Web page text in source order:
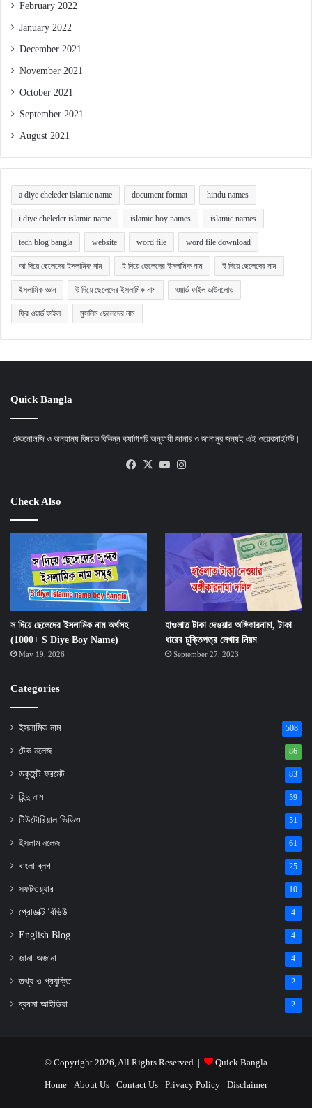
February 2022
January 2022
December 2021
November 2021
October 2021
September 2021
August 2021
a diye cheleder islamic name document format hindu names
i diye cheleder islamic name islamic boy names islamic names
tech blog bangla website word file word file download
আ দিয়ে ছেলেদের ইসলামিক নাম ই দিয়ে ছেলেদের ইসলামিক নাম ই দিয়ে ছেলেদের নাম
ইসলামিক জ্ঞান উ দিয়ে ছেলেদের ইসলামিক নাম ওয়ার্ড ফাইল ডাউনলোড
ফ্রি ওয়ার্ড ফাইল মুসলিম ছেলেদের নাম
Quick Bangla
টেকনোলজি ও অন্যান্য বিষয়ক বিভিন্ন ক্যাটাগরি অনুযায়ী জানার ও জানানুর জন্যই এই ওয়েবসাইটটি।
Facebook
X YouTube
Check Also
স দিয়ে ছেলেদের ইসলামিক নাম অর্থসহ
(1000+ S Diye Boy Name)
May 19, 2026
হাওলাত টাকা দেওয়ার অঙ্গিকারনামা, টাকা
ধারের চুক্তিপত্র লেখার নিয়ম
September 27, 2023
Categories
ইসলামিক নাম 508
টেক নলেজ 86
ডকুমেন্ট ফরমেট 83
হিন্দু নাম 59
টিউটোরিয়াল ভিডিও 51
ইসলাম নলেজ 61
বাংলা ব্লগ 25
সফটওয়্যার 10
প্রোডাক্ট রিভিউ 4
English Blog 4
জানা-অজানা 4
তথ্য ও প্রযুক্তি 2
ব্যবসা আইডিয়া 2
© Copyright 2026, All Rights Reserved | Quick Bangla
Home About Us Contact Us Privacy Policy Disclaimer